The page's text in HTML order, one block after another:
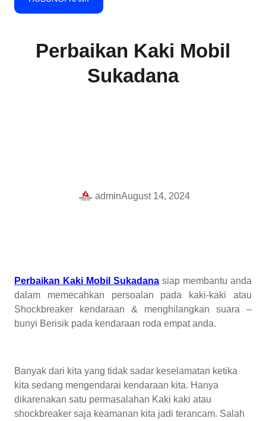
Perbaikan Kaki Mobil
Sukadana
adminAugust 14, 2024
Perbaikan Kaki Mobil Sukadana siap membantu anda
dalam memecahkan persoalan pada kaki-kaki atau
Shockbreaker kendaraan & menghilangkan suara –
bunyi Berisik pada kendaraan roda empat anda.
Banyak dari kita yang tidak sadar keselamatan ketika
kita sedang mengendarai kendaraan kita. Hanya
dikarenakan satu permasalahan Kaki kaki atau
shockbreaker saja keamanan kita jadi terancam. Salah